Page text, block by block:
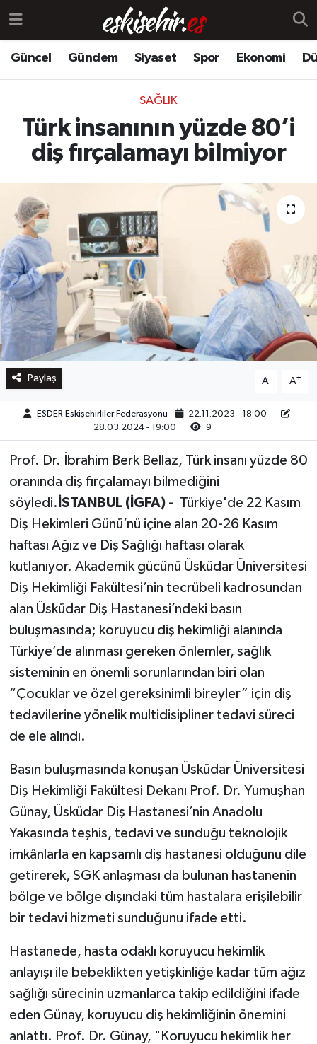
Güncel Gündem Siyaset Spor Ekonomi
SAĞLIK
Türk insanının yüzde 80’i
diş fırçalamayı bilmiyor
Paylaş A- A+
ESDER Eskişehirliler Federasyonu
22.11.2023 - 18:00
28.03.2024 - 19:00
9
Prof. Dr. İbrahim Berk Bellaz, Türk insanı yüzde 80
oranında diş fırçalamayı bilmediğini
söyledi. İSTANBUL (İGFA) - Türkiye'de 22 Kasım
Diş Hekimleri Günü’nü içine alan 20-26 Kasım
haftası Ağız ve Diş Sağlığı haftası olarak
kutlanıyor. Akademik gücünü Üsküdar Üniversitesi
Diş Hekimliği Fakültesi’nin tecrübeli kadrosundan
alan Üsküdar Diş Hastanesi’ndeki basın
buluşmasında; koruyucu diş hekimliği alanında
Türkiye’de alınması gereken önlemler, sağlık
sisteminin en önemli sorunlarından biri olan
“Çocuklar ve özel gereksinimli bireyler” için diş
tedavilerine yönelik multidisipliner tedavi süreci
de ele alındı.
Basın buluşmasında konuşan Üsküdar Üniversitesi
Diş Hekimliği Fakültesi Dekanı Prof. Dr. Yumuşhan
Günay, Üsküdar Diş Hastanesi’nin Anadolu
Yakasında teşhis, tedavi ve sunduğu teknolojik
imkânlarla en kapsamlı diş hastanesi olduğunu dile
getirerek, SGK anlaşması da bulunan hastanenin
bölge ve bölge dışındaki tüm hastalara erişilebilir
bir tedavi hizmeti sunduğunu ifade etti.
Hastanede, hasta odaklı koruyucu hekimlik
anlayışı ile bebeklikten yetişkinliğe kadar tüm ağız
sağlığı sürecinin uzmanlarca takip edildiğini ifade
eden Günay, koruyucu diş hekimliğinin önemini
anlattı. Prof. Dr. Günay, "Koruyucu hekimlik her